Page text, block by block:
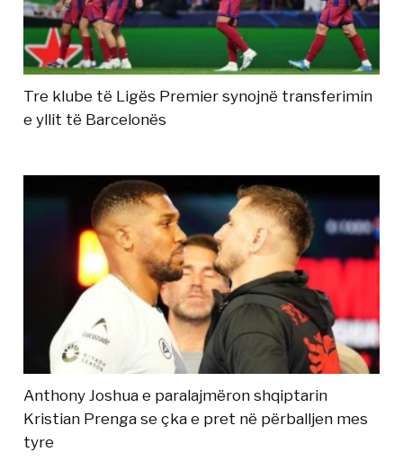
Tre klube të Ligës Premier synojnë transferimin
e yllit të Barcelonës
Anthony Joshua e paralajmëron shqiptarin
Kristian Prenga se çka e pret në përballjen mes
tyre